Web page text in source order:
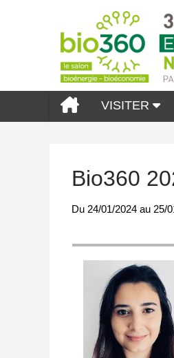
VISITER
Bio360
Du 24/01/2024 au 25/